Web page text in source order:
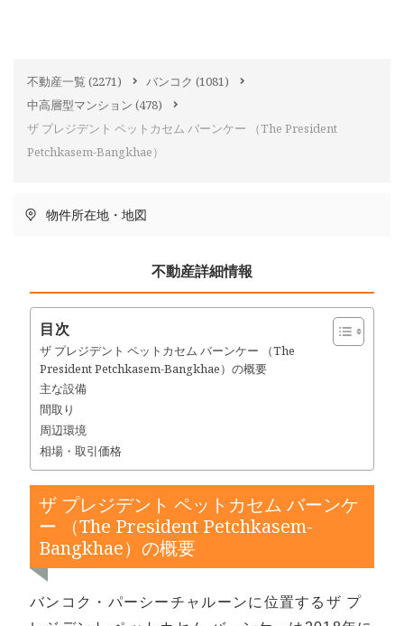
不動産一覧 (2271) バンコク (1081)
中高層型マンション (478)
ザ プレジデント ペットカセム バーンケー （The President
Petchkasem-Bangkhae）
物件所在地・地図
不動産詳細情報
目次
ザ プレジデント ペットカセム バーンケー （The
President Petchkasem-Bangkhae）の概要
主な設備
間取り
周辺環境
相場・取引価格
ザ プレジデント ペットカセム バーンケ
ー （The President Petchkasem-
Bangkhae）の概要
バンコク・パーシーチャルーンに位置するザ プ